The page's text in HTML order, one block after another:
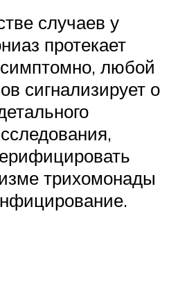
случаев у
протекает
любой
сигнализирует о
трихомонады